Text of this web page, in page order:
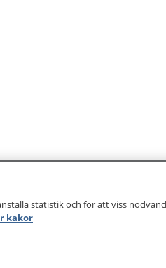
statistik och för att viss
kakor